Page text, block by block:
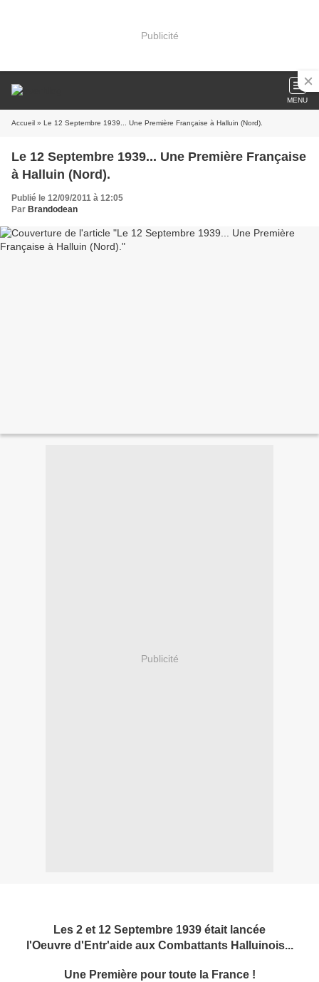
Publicité
MENU
Accueil » Le 12 Septembre 1939... Une Première Française à Halluin (Nord).
Le 12 Septembre 1939... Une Première Française
à Halluin (Nord).
Publié le 12/09/2011 à 12:05
Par Brandodean
Publicité
Les 2 et 12 Septembre 1939 était lancée
l'Oeuvre d'Entr'aide aux Combattants Halluinois...
Une Première pour toute la France !